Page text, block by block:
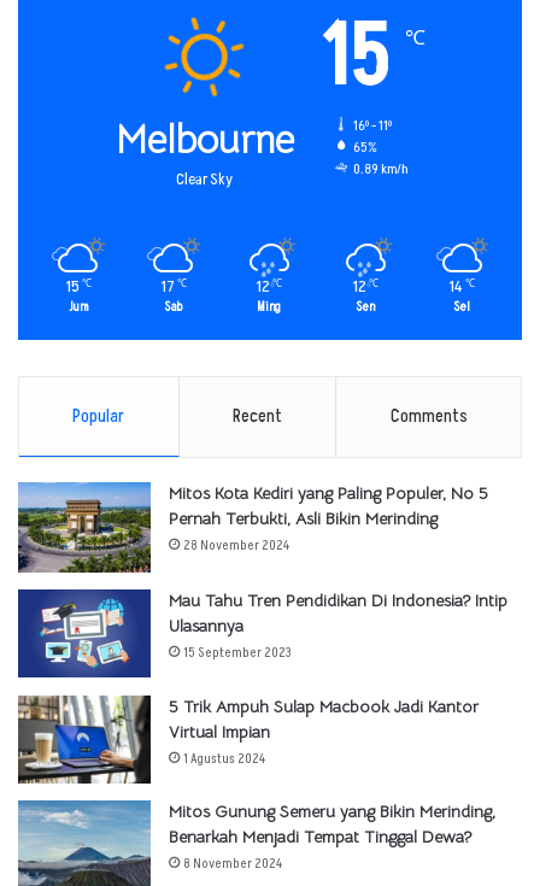
Melbourne
Clear Sky
15 ℃
16º - 11º
65%
0.89 km/h
15 ℃
Jum
17 ℃
Sab
12 ℃
Ming
12 ℃
Sen
14℃
Sel
Popular Recent Comments
Mitos Kota Kediri yang Paling Populer, No 5
Pernah Terbukti, Asli Bikin Merinding
28 November 2024
Mau Tahu Tren Pendidikan Di Indonesia? Intip
Ulasannya
15 September 2023
5 Trik Ampuh Sulap Macbook Jadi Kantor
Virtual Impian
1 Agustus 2024
Mitos Gunung Semeru yang Bikin Merinding,
Benarkah Menjadi Tempat Tinggal Dewa?
8 November 2024